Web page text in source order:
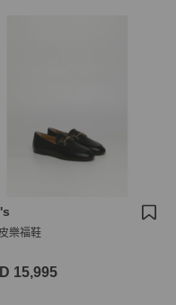
樂福鞋
15,995